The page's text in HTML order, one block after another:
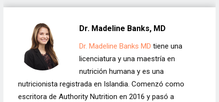
Dr. Madeline Banks, MD
Dr. Madeline Banks MD tiene una
licenciatura y una maestría en
nutrición humana y es una
nutricionista registrada en Islandia. Comenzó como
escritora de Authority Nutrition en 2016 y pasó a